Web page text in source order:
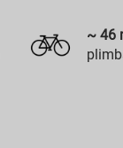
~46